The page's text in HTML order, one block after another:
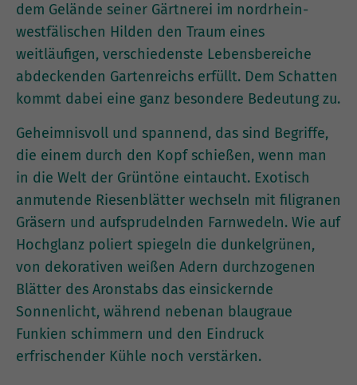
dem Gelände seiner Gärtnerei im nordrhein-
westfälischen Hilden den Traum eines
weitläufigen, verschiedenste Lebensbereiche
abdeckenden Gartenreichs erfüllt. Dem Schatten
kommt dabei eine ganz besondere Bedeutung zu.
Geheimnisvoll und spannend, das sind Begriffe,
die einem durch den Kopf schießen, wenn man
in die Welt der Grüntöne eintaucht. Exotisch
anmutende Riesenblätter wechseln mit filigranen
Gräsern und aufsprudelnden Farnwedeln. Wie auf
Hochglanz poliert spiegeln die dunkelgrünen,
von dekorativen weißen Adern durchzogenen
Blätter des Aronstabs das einsickernde
Sonnenlicht, während nebenan blaugraue
Funkien schimmern und den Eindruck
erfrischender Kühle noch verstärken.